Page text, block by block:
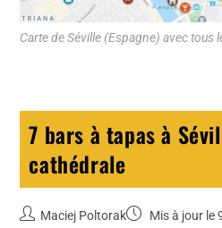
Carte de Séville (Espagne) avec tous
7 bars à tapas à
cathédrale
Maciej Poltorak Mis à jour le